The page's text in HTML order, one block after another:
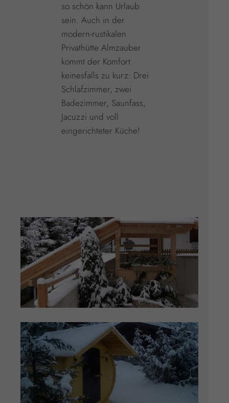
so schön kann Urlaub
sein. Auch in der
modern-rustikalen
Privathütte Almzauber
kommt der Komfort
keinesfalls zu kurz: Drei
Schlafzimmer, zwei
Badezimmer, Saunfass,
Jacuzzi und voll
eingerichteter Küche!